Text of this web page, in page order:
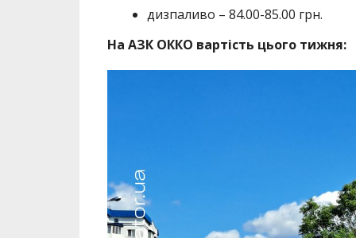
дизпаливо – 84.00-85.00 грн.
На АЗК ОККО вартість цього тижня: